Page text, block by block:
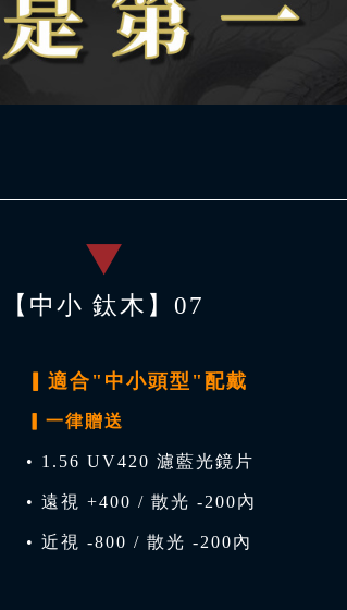
【中小 鈦木】07
▎適合"中小頭型"配戴
▎一律贈送
• 1.56 UV420 濾藍光鏡片
• 遠視 +400 / 散光 -200內
• 近視 -800 / 散光 -200內